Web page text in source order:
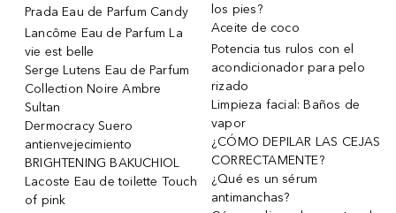
Prada Eau de Parfum Candy
Lancôme Eau de Parfum La
vie est belle
Serge Lutens Eau de Parfum
Collection Noire Ambre
Sultan
Dermocracy Suero
antienvejecimiento
BRIGHTENING BAKUCHIOL
Lacoste Eau de toilette Touch
of pink
los pies?
Aceite de coco
Potencia tus rulos con el
acondicionador para pelo
rizado
Limpieza facial: Baños de
vapor
¿CÓMO DEPILAR LAS CEJAS
CORRECTAMENTE?
¿Qué es un sérum
antimanchas?